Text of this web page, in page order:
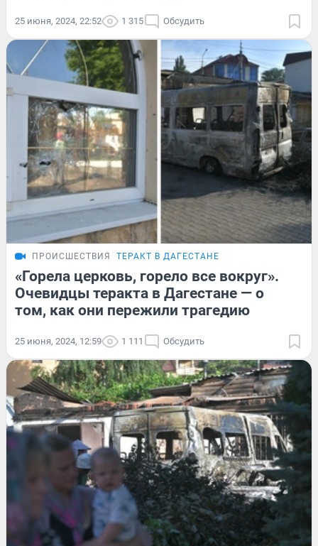
25 июня, 2024, 22:52 1 315 Обсудить
ПРОИСШЕСТВИЯ ТЕРАКТ В ДАГЕСТАНЕ
«Горела церковь, горело все вокруг».
Очевидцы теракта в Дагестане — о
том, как они пережили трагедию
25 июня, 2024, 12:59 1 111 Обсудить